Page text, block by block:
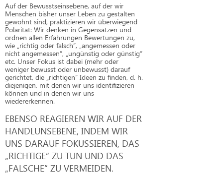
Auf der Bewusstseinsebene, auf der wir
Menschen bisher unser Leben zu gestalten
gewohnt sind, praktizieren wir überwiegend
Polarität: Wir denken in Gegensätzen und
ordnen allen Erfahrungen Bewertungen zu,
wie „richtig oder falsch“, „angemessen oder
nicht angemessen“, „ungünstig oder günstig“
etc. Unser Fokus ist dabei (mehr oder
weniger bewusst oder unbewusst) darauf
gerichtet, die „richtigen“ Ideen zu finden, d. h.
diejenigen, mit denen wir uns identifizieren
können und in denen wir uns
wiedererkennen.
EBENSO REAGIEREN WIR AUF DER
HANDLUNSEBENE, INDEM WIR
UNS DARAUF FOKUSSIEREN, DAS
„RICHTIGE“ ZU TUN UND DAS
„FALSCHE“ ZU VERMEIDEN.